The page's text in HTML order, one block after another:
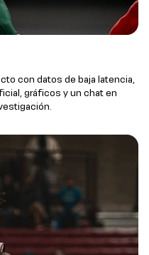
con datos de baja latencia,
gráficos y un chat en